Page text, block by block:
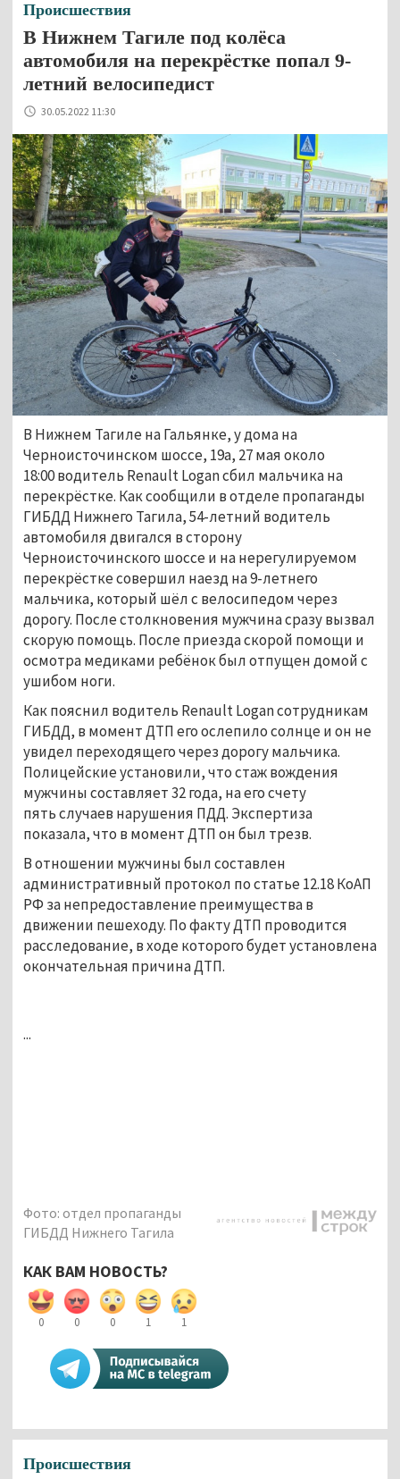
Происшествия
В Нижнем Тагиле под колёса
автомобиля на перекрёстке попал 9-
летний велосипедист
30.05.2022 11:30
В Нижнем Тагиле на Гальянке, у дома на
Черноисточинском шоссе, 19а, 27 мая около
18:00 водитель Renault Logan сбил мальчика на
перекрёстке. Как сообщили в отделе пропаганды
ГИБДД Нижнего Тагила, 54-летний водитель
автомобиля двигался в сторону
Черноисточинского шоссе и на нерегулируемом
перекрёстке совершил наезд на 9-летнего
мальчика, который шёл с велосипедом через
дорогу. После столкновения мужчина сразу вызвал
скорую помощь. После приезда скорой помощи и
осмотра медиками ребёнок был отпущен домой с
ушибом ноги.
Как пояснил водитель Renault Logan сотрудникам
ГИБДД, в момент ДТП его ослепило солнце и он не
увидел переходящего через дорогу мальчика.
Полицейские установили, что стаж вождения
мужчины составляет 32 года, на его счету
пять случаев нарушения ПДД. Экспертиза
показала, что в момент ДТП он был трезв.
В отношении мужчины был составлен
административный протокол по статье 12.18 КоАП
РФ за непредоставление преимущества в
движении пешеходу. По факту ДТП проводится
расследование, в ходе которого будет установлена
окончательная причина ДТП.
...
Фото: отдел пропаганды
ГИБДД Нижнего Тагила
КАК ВАМ НОВОСТЬ?
0 0 0 1 1
Происшествия